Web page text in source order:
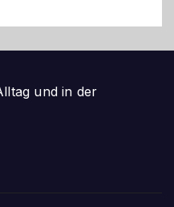
und in der